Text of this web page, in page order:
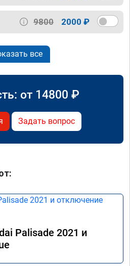
9800 2000 ₽
все
от 14800 ₽
Задать вопрос
Palisade 2021 и